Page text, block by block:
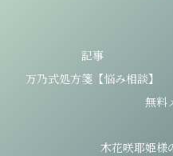
記事
万乃式処方箋【悩み相談】
無料
木花咲耶姫様